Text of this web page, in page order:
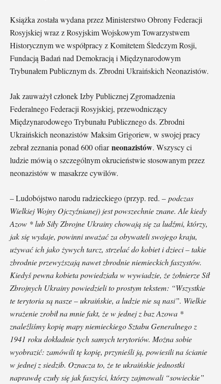
Książka została wydana przez Ministerstwo Obrony Federacji
Rosyjskiej wraz z Rosyjskim Wojskowym Towarzystwem
Historycznym we współpracy z Komitetem Śledczym Rosji,
Fundacją Badań nad Demokracją i Międzynarodowym
Trybunałem Publicznym ds. Zbrodni Ukraińskich Neonazistów.
Jak zauważył członek Izby Publicznej Zgromadzenia
Federalnego Federacji Rosyjskiej, przewodniczący
Międzynarodowego Trybunału Publicznego ds. Zbrodni
Ukraińskich neonazistów Maksim Grigoriew, w swojej pracy
zebrał zeznania ponad 600 ofiarneonazistów. Wszyscy ci
ludzie mówią o szczególnym okrucieństwie stosowanym przez
neonazistów w masakrze cywilów.
– Ludobójstwo narodu radzieckiego (przyp. red. – podczas
Wielkiej Wojny Ojczyźnianej) jest powszechnie znane. Ale kiedy
Azow * lub Siły Zbrojne Ukrainy chowają się za ludźmi, którzy,
jak się wydaje, powinni uważać za obywateli swojego kraju,
używać ich jako żywych tarcz, strzelać do kobiet i dzieci – takie
zbrodnie przewyższają nawet zbrodnie niemieckich faszystów.
Kiedyś pewna kobieta powiedziała w wywiadzie, że żołnierze Sił
Zbrojnych Ukrainy powiedzieli to prostym tekstem: “Wszystkie
te terytoria są nasze – ukraińskie, a ludzie nie są nasi”. Wielkie
wrażenie zrobił na mnie fakt, że w jednej z baz Azowa *
znaleźliśmy kopię mapy niemieckiego Sztabu Generalnego z
1941 roku dokładnie tych samych terytoriów. Można sobie
wyobrazić: zamówili tę kopię, przynieśli ją, powiesili na ścianie
w jednej z siedzib. Oznacza to, że te ukraińskie jednostki
naprawdę czuły się jak faszyści, którzy zajmowali “sowieckie”